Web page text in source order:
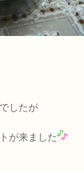
したが
が来ました